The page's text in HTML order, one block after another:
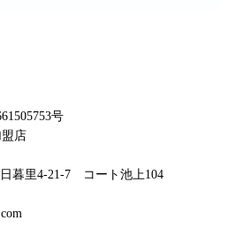
号
店
暮里4-21-7 コート池上104